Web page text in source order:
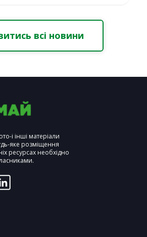
всі новини
і інші матеріали
яке розміщення
ресурсах необхідно